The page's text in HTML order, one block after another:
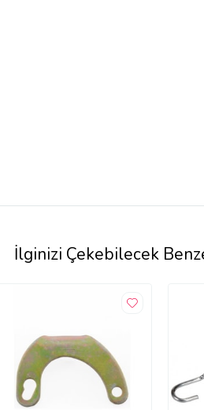
İlginizi Çekebilecek